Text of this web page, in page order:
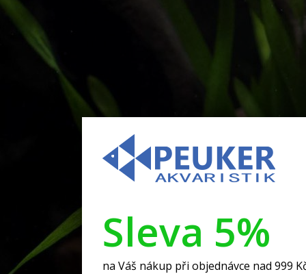
Sleva 5%
na Váš nákup při objednávce nad 999